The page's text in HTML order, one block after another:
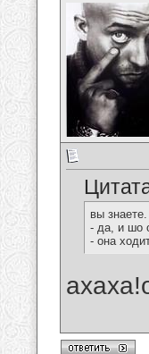
вы
- да, и шо
- она